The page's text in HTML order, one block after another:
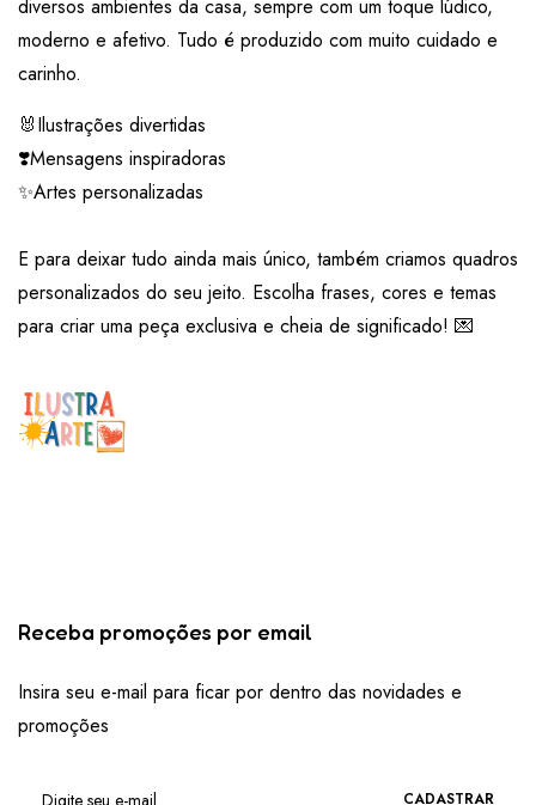
diversos ambientes da casa, sempre com um toque lúdico,
moderno e afetivo. Tudo é produzido com muito cuidado e
carinho.
🐰Ilustrações divertidas
❣️Mensagens inspiradoras
✨Artes personalizadas
E para deixar tudo ainda mais único, também criamos quadros
personalizados do seu jeito. Escolha frases, cores e temas
para criar uma peça exclusiva e cheia de significado! 💌
Receba promoções por email
Insira seu e-mail para ficar por dentro das novidades e
promoções
CADASTRAR